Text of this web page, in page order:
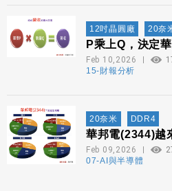
12吋晶圓廠 20奈
P乘上Q，決定
Feb 10,2026
15-財報分析
20奈米 DDR4
華邦電(2344)越
Feb 09,2026
07-AI與半導體